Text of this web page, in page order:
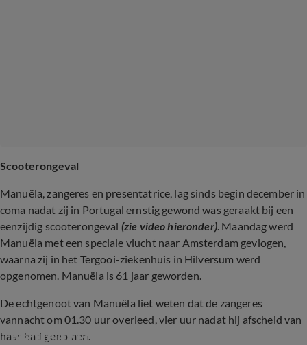
Scooterongeval
Manuëla, zangeres en presentatrice, lag sinds begin december in
coma nadat zij in Portugal ernstig gewond was geraakt bij een
eenzijdig scooterongeval (zie video hieronder). Maandag werd
Manuëla met een speciale vlucht naar Amsterdam gevlogen,
waarna zij in het Tergooi-ziekenhuis in Hilversum werd
opgenomen. Manuëla is 61 jaar geworden.
De echtgenoot van Manuëla liet weten dat de zangeres
vannacht om 01.30 uur overleed, vier uur nadat hij afscheid van
haar had genomen.
Manuëla Kemp ligt in coma